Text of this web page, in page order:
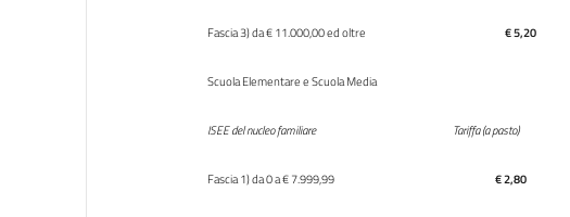
Fascia 3) da € 11.000,00 ed oltre € 5,20
Scuola Elementare e Scuola Media
ISEE del nucleo familiare Tariffa (a pasto)
Fascia 1) da 0 a € 7.999,99 € 2,80